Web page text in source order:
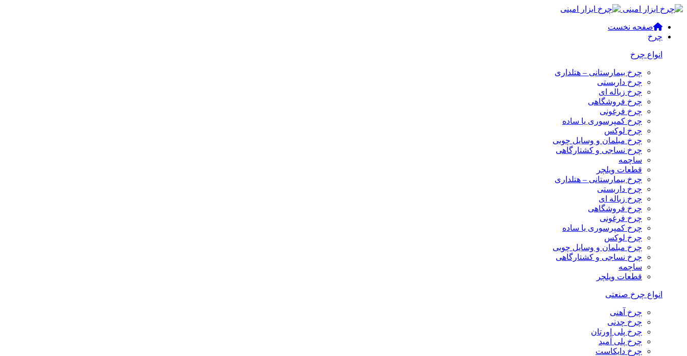
صفحه نخست
چرخ
انواع چرخ
چرخ بیمارستانی – هتلداری
چرخ داربستی
چرخ زباله ای
چرخ فروشگاهی
چرخ فرغونی
چرخ کمپرسوری یا ساده
چرخ لوکس
چرخ مبلمان و وسایل چوبی
چرخ نساجی و کشتارگاهی
ساچمه
قطعات ویلچر
چرخ بیمارستانی – هتلداری
چرخ داربستی
چرخ زباله ای
چرخ فروشگاهی
چرخ فرغونی
چرخ کمپرسوری یا ساده
چرخ لوکس
چرخ مبلمان و وسایل چوبی
چرخ نساجی و کشتارگاهی
ساچمه
قطعات ویلچر
انواع چرخ صنعتی
چرخ آهنی
چرخ چدنی
چرخ پلی اورتان
چرخ پلی آمید
چرخ دایکاست